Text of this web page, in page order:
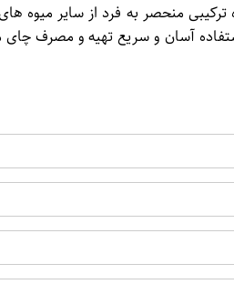
فراوان، به همراه ترکیبی منحصر به فرد از
شده و برای استفاده آسان و سریع تهیه